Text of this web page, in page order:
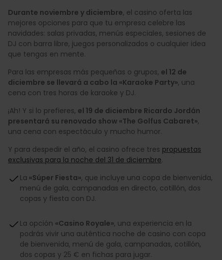
Durante noviembre y diciembre, el casino oferta las
mejores opciones para que tu empresa celebre las
navidades: salas privadas, menús especiales, sesiones de
DJ con barra libre, juegos personalizados o cualquier idea
que tengas en mente.
Para las empresas más pequeñas o grupos, el 12 de
diciembre se llevará a cabo la «Karaoke Party», una
cena con tres horas de karaoke y DJ.
¡Ah! Y si lo prefieres, el 19 de diciembre Ricardo Jordán
presentará su renovado show «The Golfus Cabaret»,
una cena con espectáculo y mucho humor.
Y para despedir el año, el casino ofrece tres propuestas
exclusivas para la noche del 31 de diciembre.
La «Súper Fiesta», que incluye una copa de bienvenida,
menú de gala, campanadas en directo, cotillón, dos
copas y fiesta con DJ.
La opción «Casino Royale», una experiencia en la
podrás vivir una auténtica noche de casino con copa
de bienvenida, menú de gala, campanadas, cotillón,
dos copas y 25 € en fichas para jugar.